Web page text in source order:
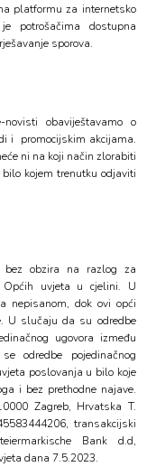
platformu za internetsko
potrošačima dostupna
sporova.
obaviještavamo o
i promocijskim akcijama.
ni na koji način zlorabiti
kojem trenutku odjaviti
bez obzira na razlog za
Općih uvjeta u cjelini. U
nepisanom, dok ovi opći
U slučaju da su odredbe
ugovora između
odredbe pojedinačnog
poslovanja u bilo koje
i bez prethodne najave.
Zagreb, Hrvatska T.
transakcijski
Bank d.d,
dana 7.5.2023.